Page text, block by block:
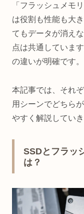
「フラッシュメモ
は役割も性能も大
てもデータが消え
点は共通していま
の違いが明確です。
本記事では、それ
用シーンでどちら
やすく解説していき
SSDとフラッ
は？